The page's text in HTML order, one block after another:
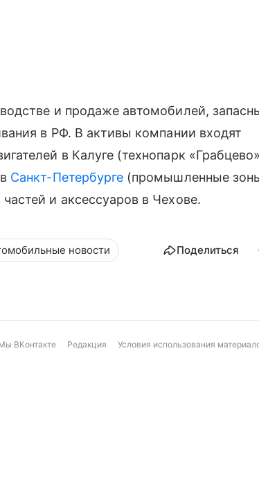
и продаже автомобилей,
в РФ. В активы компании входят
в Калуге (технопарк
Санкт-Петербурге (промышленные
и аксессуаров в Чехове.
новости Поделиться
ВКонтакте Редакция Условия использования